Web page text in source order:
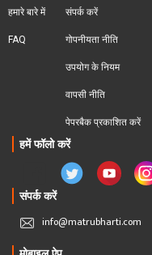
हमारे बारे में
FAQ
संपर्क करें
गोपनीयता नीति
उपयोग के नियम
वापसी नीति
पेपरबैक प्रकाशित करें
हमें फॉलो करें
संपर्क करें
info@matrubharti.com